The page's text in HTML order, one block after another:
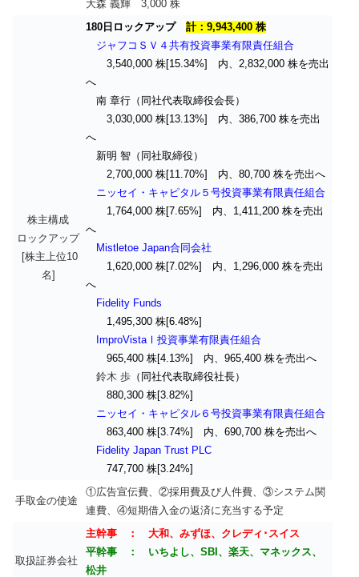
大森 義輝 3,000 株
株主構成
ロックアップ
[株主上位10
名]
180日ロックアップ 計：9,943,400 株
ジャフコＳＶ４共有投資事業有限責任組合
3,540,000 株[15.34%] 内、2,832,000 株を売出
へ
南 章行（同社代表取締役会長）
3,030,000 株[13.13%] 内、386,700 株を売出
へ
新明 智（同社取締役）
2,700,000 株[11.70%] 内、80,700 株を売出へ
ニッセイ・キャピタル５号投資事業有限責任組合
1,764,000 株[7.65%] 内、1,411,200 株を売出
へ
Mistletoe Japan合同会社
1,620,000 株[7.02%] 内、1,296,000 株を売出
へ
Fidelity Funds
1,495,300 株[6.48%]
ImproVistaⅠ投資事業有限責任組合
965,400 株[4.13%] 内、965,400 株を売出へ
鈴木 歩 （同社代表取締役社長）
880,300 株[3.82%]
ニッセイ・キャピタル６号投資事業有限責任組合
863,400 株[3.74%] 内、690,700 株を売出へ
Fidelity Japan Trust PLC
747,700 株[3.24%]
手取金の使途
①広告宣伝費、②採用費及び人件費、③システム関
連費、④短期借入金の返済に充当する予定
取扱証券会社
主幹事 ： 大和、みずほ、クレディ･スイス
平幹事 ： いちよし、SBI、楽天、マネックス、
松井